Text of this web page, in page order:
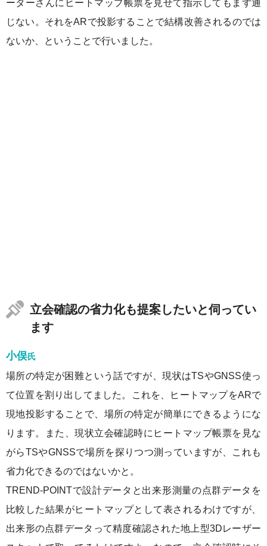
ーターさんにヒートマップ帳票を見せて指示してもまず通
じない。それをARで投影することで結構改善されるのでは
ないか、ということで行いました。
立会確認の省力化も提案したいと伺ってい
ます
小俣氏
場所の特定が困難という話ですが、現状はTSやGNSS使っ
て位置を割り出してました。これを、ヒートマップをARで
現地投影することで、場所の特定が簡単にできるようにな
ります。また、現状立会確認時にヒートマップ帳票を見な
がらTSやGNSSで場所を探りつつ測っていますが、これも
省力化できるのではないかと。
TREND-POINTで設計データと出来形測量の点群データを
比較した結果がヒートマップとして表されるわけですが、
出来形の点群データって精度確認された地上型3Dレーザー